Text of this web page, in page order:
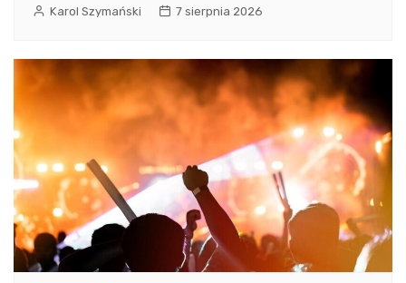
Karol Szymański 7 sierpnia 2026